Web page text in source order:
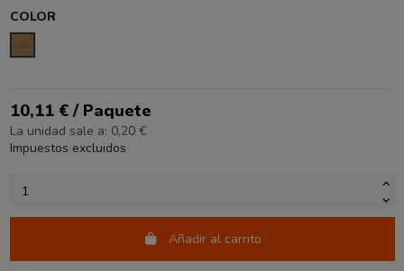
COLOR
10,11 € / Paquete
La unidad sale a: 0,20 €
Impuestos excluidos
Añadir al carrito